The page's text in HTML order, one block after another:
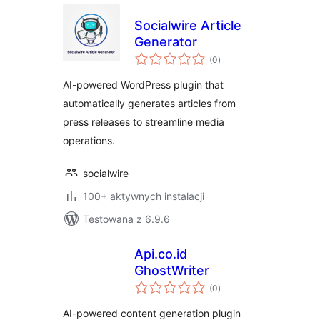
Socialwire Article
Generator
(0wszystkich
ocen
)
AI-powered WordPress plugin that
automatically generates articles from
press releases to streamline media
operations.
socialwire
100+ aktywnych instalacji
Testowana z 6.9.6
Api.co.id
GhostWriter
(0wszystkich
ocen
)
AI-powered content generation plugin